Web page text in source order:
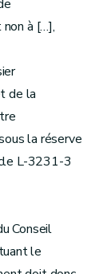
non à […],
de la
la réserve
L-3231-3
Conseil
le